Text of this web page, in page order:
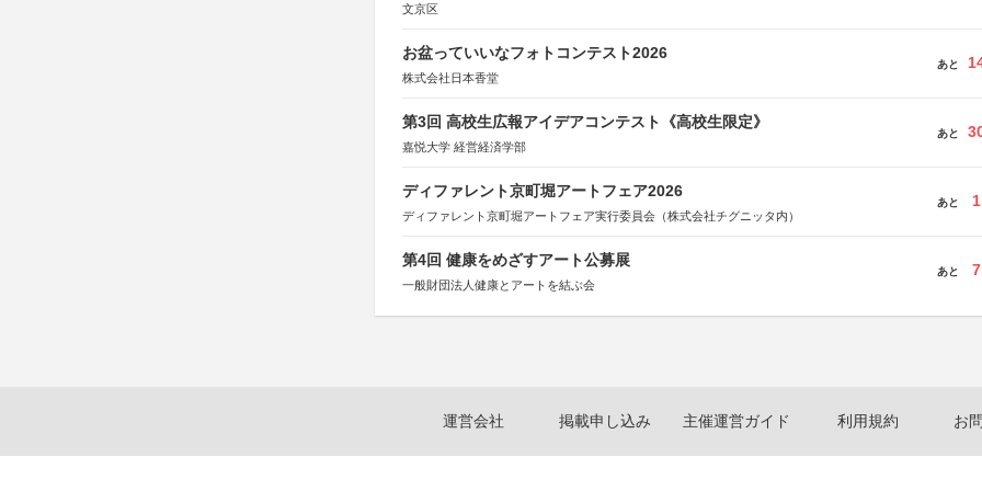
文京区
お盆っていいなフォトコンテスト2026
株式会社日本香堂
あと
第3回 高校生広報アイデアコンテスト《高校生限定》
嘉悦大学 経営経済学部
あと
ディファレント京町堀アートフェア2026
ディファレント京町堀アートフェア実行委員会（株式会社チグニッタ内）
あと 1
第4回 健康をめざすアート公募展
一般財団法人健康とアートを結ぶ会
あと 7
運営会社 掲載申し込み 主催運営ガイド 利用規約 お